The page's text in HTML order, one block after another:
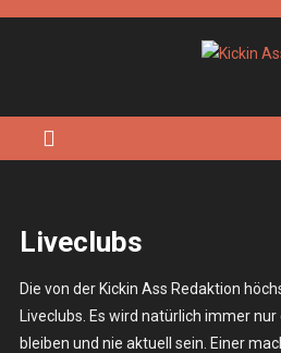
Liveclubs
Die von der Kickin Ass Redaktion
Liveclubs. Es wird natürlich immer
bleiben und nie aktuell sein. Einer